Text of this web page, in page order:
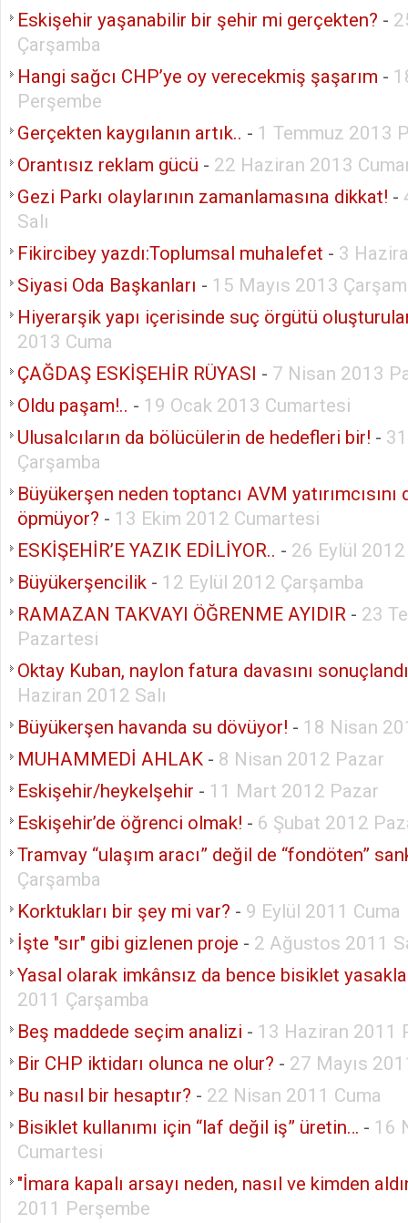
Eskişehir yaşanabilir bir şehir mi gerçekten? -
Çarşamba
Hangi sağcı CHP’ye oy verecekmiş şaşarım -
Perşembe
Gerçekten kaygılanın artık.. - 1 Temmuz 2013
Orantısız reklam gücü - 22 Haziran 2013
Gezi Parkı olaylarının zamanlamasına dikkat! -
Salı
Fikircibey yazdı:Toplumsal muhalefet - 3
Siyasi Oda Başkanları - 15 Mayıs 2013
Hiyerarşik yapı içerisinde suç örgütü
2013 Cuma
ÇAĞDAŞ ESKİŞEHİR RÜYASI - 7 Nisan 2013
Oldu paşam!.. - 19 Ocak 2013 Cumartesi
Ulusalcıların da bölücülerin de hedefleri bir! -
Çarşamba
Büyükerşen neden toptancı AVM yatırımcısını
öpmüyor? - 13 Ekim 2012 Cumartesi
ESKİŞEHİR’E YAZIK EDİLİYOR.. - 26 Eylül
Büyükerşencilik - 12 Eylül 2012 Çarşamba
RAMAZAN TAKVAYI ÖĞRENME AYIDIR - 23
Pazartesi
Oktay Kuban, naylon fatura davasını
Haziran 2012 Salı
Büyükerşen havanda su dövüyor! - 18 Nisan
MUHAMMEDİ AHLAK - 8 Nisan 2012 Pazar
Eskişehir/heykelşehir - 11 Mart 2012 Pazar
Eskişehir’de öğrenci olmak! - 6 Şubat 2012
Tramvay “ulaşım aracı” değil de “fondöten”
Çarşamba
Korktukları bir şey mi var? - 9 Eylül 2011 Cuma
İşte "sır" gibi gizlenen proje - 2 Ağustos 2011
Yasal olarak imkânsız da bence bisiklet
2011 Çarşamba
Beş maddede seçim analizi - 13 Haziran 2011
Bir CHP iktidarı olunca ne olur? - 27 Mayıs
Bu nasıl bir hesaptır? - 22 Nisan 2011 Cuma
Bisiklet kullanımı için “laf değil iş” üretin… - 16
Cumartesi
"İmara kapalı arsayı neden, nasıl ve kimden
2011 Perşembe